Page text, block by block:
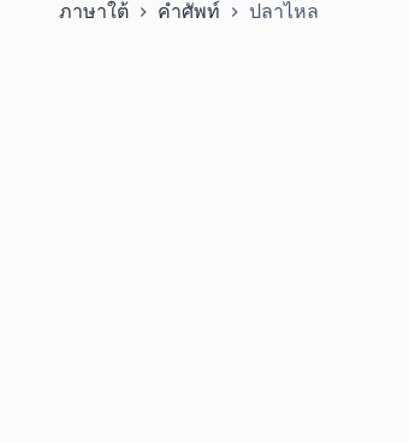
ภาษาใต้ คำศัพท์ ปลาไหล